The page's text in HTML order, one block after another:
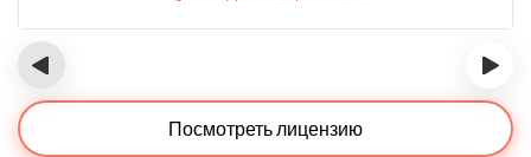
‹ ›
Посмотреть лицензию